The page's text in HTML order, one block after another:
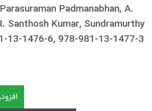
Padmanabhan, A.
Santhosh Kumar, Sundramurthy
13-1476-6, 978-981-13-1477-3